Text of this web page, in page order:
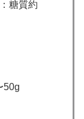
糖質約
50g